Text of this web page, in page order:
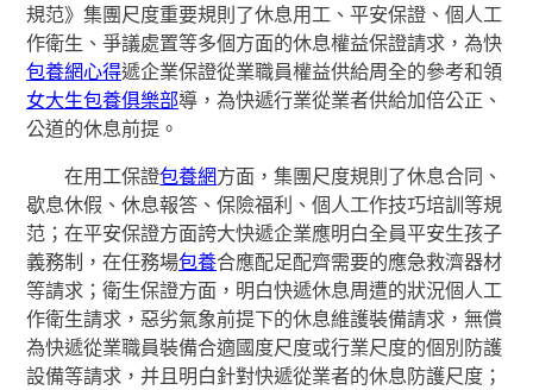
規范》集團尺度重要規則了休息用工、平安保證、個人工
作衛生、爭議處置等多個方面的休息權益保證請求，為快
包養網心得遞企業保證從業職員權益供給周全的參考和領
女大生包養俱樂部導，為快遞行業從業者供給加倍公正、
公道的休息前提。
在用工保證包養網方面，集團尺度規則了休息合同、
歇息休假、休息報答、保險福利、個人工作技巧培訓等規
范；在平安保證方面誇大快遞企業應明白全員平安生孩子
義務制，在任務場包養合應配足配齊需要的應急救濟器材
等請求；衛生保證方面，明白快遞休息周遭的狀況個人工
作衛生請求，惡劣氣象前提下的休息維護裝備請求，無償
為快遞從業職員裝備合適國度尺度或行業尺度的個別防護
設備等請求，并且明白針對快遞從業者的休息防護尺度；